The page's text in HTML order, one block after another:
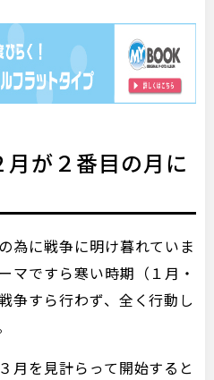
月が２番目の月に
為に戦争に明け暮れていま
マですら寒い時期（１月・
争すら行わず、全く行動し
月を見計らって開始すると